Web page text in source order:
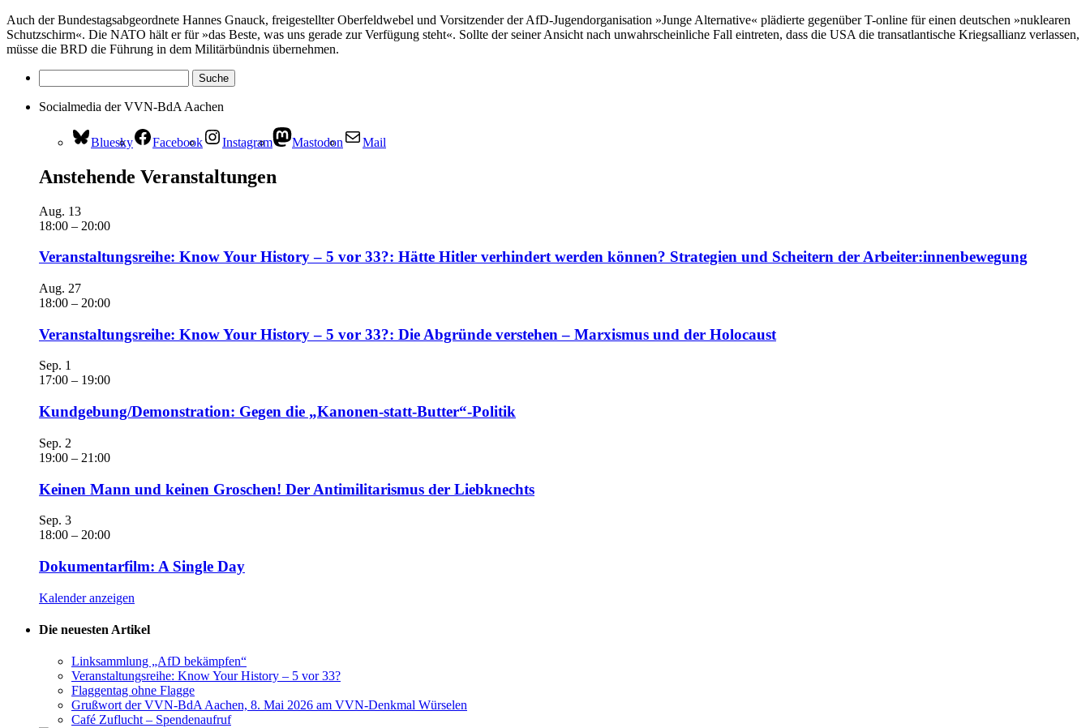
Auch der Bundestagsabgeordnete Hannes Gnauck, freigestellter Oberfeldwebel und Vorsitzender der AfD-Jugendorganisation »Junge Alternative« plädierte gegenüber T-online für einen deutschen »nuklearen
Schutzschirm«. Die NATO hält er für »das Beste, was uns gerade zur Verfügung steht«. Sollte der seiner Ansicht nach unwahrscheinliche Fall eintreten, dass die USA die transatlantische Kriegsallianz verlassen,
müsse die BRD die Führung in dem Militärbündnis übernehmen.
Socialmedia der VVN-BdA Aachen
Bluesky Facebook Instagram Mastodon Mail
Anstehende Veranstaltungen
Aug. 13
18:00 – 20:00
Veranstaltungsreihe: Know Your History – 5 vor 33?: Hätte Hitler verhindert werden können? Strategien und Scheitern der Arbeiter:innenbewegung
Aug. 27
18:00 – 20:00
Veranstaltungsreihe: Know Your History – 5 vor 33?: Die Abgründe verstehen – Marxismus und der Holocaust
Sep. 1
17:00 – 19:00
Kundgebung/Demonstration: Gegen die „Kanonen-statt-Butter“-Politik
Sep. 2
19:00 – 21:00
Keinen Mann und keinen Groschen! Der Antimilitarismus der Liebknechts
Sep. 3
18:00 – 20:00
Dokumentarfilm: A Single Day
Kalender anzeigen
Die neuesten Artikel
Linksammlung „AfD bekämpfen“
Veranstaltungsreihe: Know Your History – 5 vor 33?
Flaggentag ohne Flagge
Grußwort der VVN-BdA Aachen, 8. Mai 2026 am VVN-Denkmal Würselen
Café Zuflucht – Spendenaufruf